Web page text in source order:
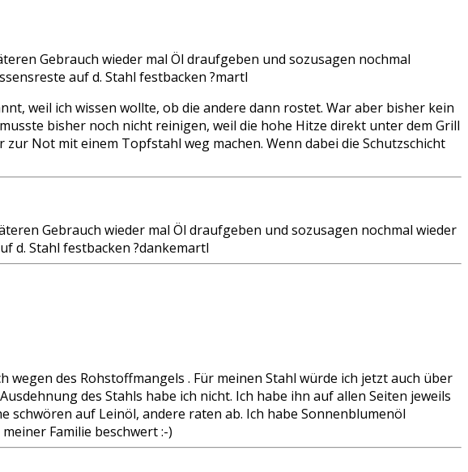
Gebrauch wieder mal Öl draufgeben und sozusagen nochmal
auf d. Stahl festbacken ?martl
weil ich wissen wollte, ob die andere dann rostet. War aber bisher kein
bisher noch nicht reinigen, weil die hohe Hitze direkt unter dem Grill
Not mit einem Topfstahl weg machen. Wenn dabei die Schutzschicht
Gebrauch wieder mal Öl draufgeben und sozusagen nochmal wieder
d. Stahl festbacken ?dankemartl
des Rohstoffmangels . Für meinen Stahl würde ich jetzt auch über
des Stahls habe ich nicht. Ich habe ihn auf allen Seiten jeweils
schwören auf Leinöl, andere raten ab. Ich habe Sonnenblumenöl
Familie beschwert :-)